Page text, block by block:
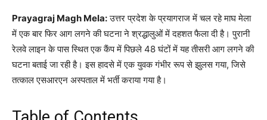
Prayagraj Magh Mela:उत्तर प्रदेश के प्रयागराज में चल रहे माघ मेला
में एक बार फिर आग लगने की घटना ने श्रद्धालुओं में दहशत फैला दी है। पुरानी
रेलवे लाइन के पास स्थित एक कैंप में पिछले 48 घंटों में यह तीसरी आग लगने की
घटना बताई जा रही है। इस हादसे में एक युवक गंभीर रूप से झुलस गया, जिसे
तत्काल एसआरएन अस्पताल में भर्ती कराया गया है।